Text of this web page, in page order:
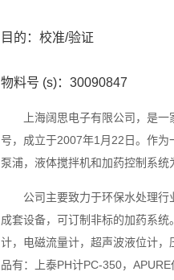
目的：校准/验证
物料号 (s)：30090847
上海阔思电子有限公司，是一家
号，成立于2007年1月22日。作
泵浦，液体搅拌机和加药控制系
公司主要致力于环保水处理行业
成套设备，可订制非标的加药系
计，电磁流量计，超声波液位计
品有：上泰PH计PC-350，